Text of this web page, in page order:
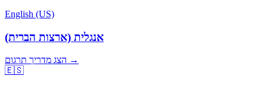
English (US)
אנגלית (ארצות הברית)
הצג מדריך תרגום →
🇪🇸